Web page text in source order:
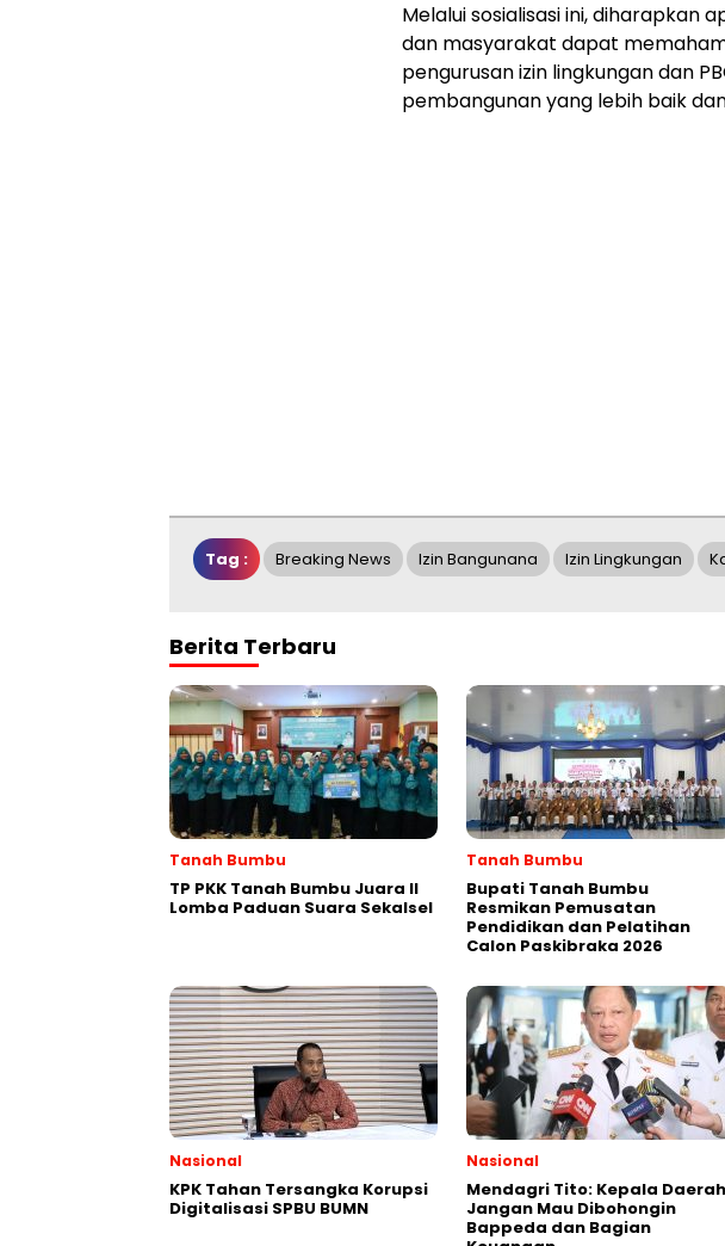
Melalui sosialisasi ini, diharapkan
dan masyarakat dapat
pengurusan izin lingkungan dan
pembangunan yang lebih baik
Tag : Breaking News Izin Bangunana Izin Lingkungan
Berita Terbaru
Tanah Bumbu
TP PKK Tanah Bumbu Juara II
Lomba Paduan Suara Sekalsel
Tanah Bumbu
Bupati Tanah Bumbu
Resmikan Pemusatan
Pendidikan dan Pelatihan
Calon Paskibraka 2026
Nasional
KPK Tahan Tersangka Korupsi
Digitalisasi SPBU BUMN
Nasional
Mendagri Tito: Kepala Daerah
Jangan Mau Dibohongin
Bappeda dan Bagian